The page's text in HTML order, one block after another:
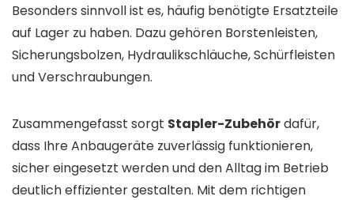
Besonders sinnvoll ist es, häufig benötigte Ersatzteile
auf Lager zu haben. Dazu gehören Borstenleisten,
Sicherungsbolzen, Hydraulikschläuche, Schürfleisten
und Verschraubungen.
Zusammengefasst sorgt Stapler-Zubehördafür,
dass Ihre Anbaugeräte zuverlässig funktionieren,
sicher eingesetzt werden und den Alltag im Betrieb
deutlich effizienter gestalten. Mit dem richtigen